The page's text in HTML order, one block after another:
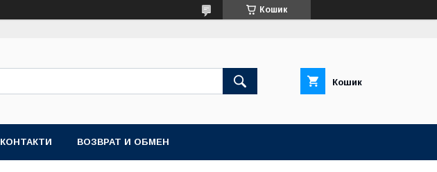
Кошик
Кошик
КОНТАКТИ ВОЗВРАТ И ОБМЕН